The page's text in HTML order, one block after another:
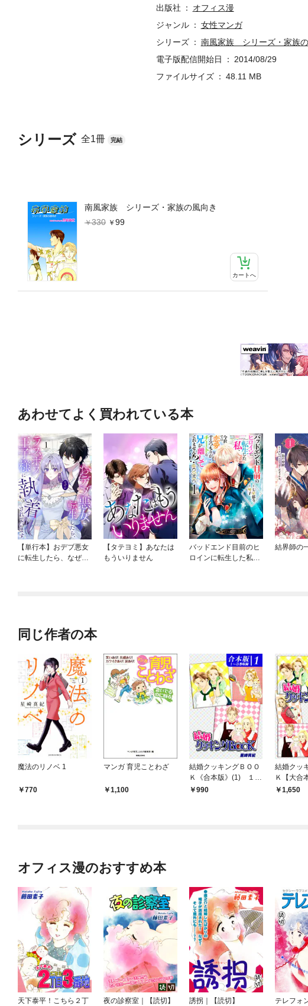
シリーズ 全1冊 完結
南風家族 シリーズ・家族の風向き
330
99
カートへ
出版社
オフィス漫
ジャンル
女性マンガ
シリーズ
南風家族 シリーズ・家族の
電子版配信開始日
2014/08/29
ファイルサイズ
48.11 MB
あわせてよく買われている本
【単行本】おデブ悪女
に転生したら、なぜか
【タテヨミ】あなたは
もういりません
バッドエンド目前のヒ
ロインに転生した私、
結界師の
同じ作者の本
魔法のリノベ 1
770
マンガ 育児ことわざ
1,100
結婚クッキングＢＯＯ
Ｋ《合本版》(1) １～
３巻収録
990
結婚クッ
Ｋ【大合
収録1,650
オフィス漫のおすすめ本
天下泰平！こちら２丁
夜の診察室｜【読切】 誘拐｜【読切】
テレフォ